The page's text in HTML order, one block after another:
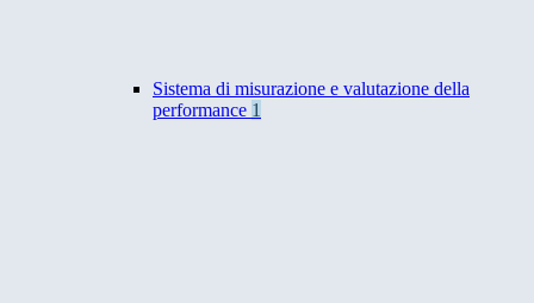
Sistema di misurazione e valutazione della
performance 1